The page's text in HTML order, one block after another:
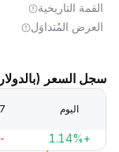
القمة التاريخية
العرض المُتداوَل
سجل السعر
اليوم 7 من الأيام
+1.14%
-2.57%